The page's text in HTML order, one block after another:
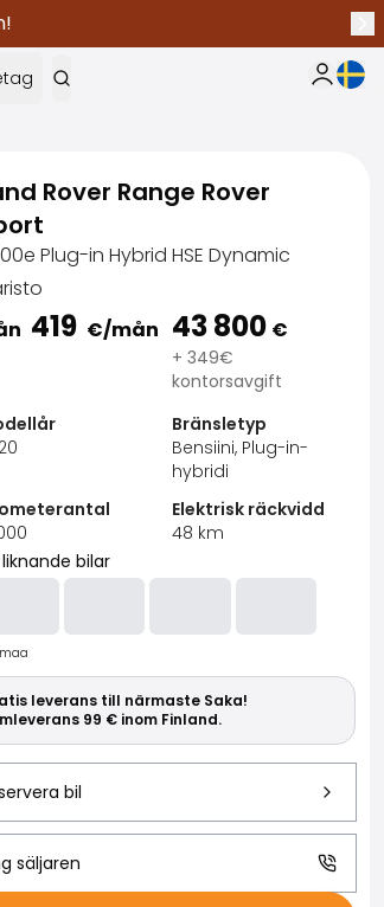
Min Saka
Rover Range Rover
Plug-in Hybrid HSE Dynamic
419 €/mån 43 800 €
+ 349€
kontorsavgift
Bränsletyp
Bensiini, Plug-in-
hybridi
Elektrisk räckvidd
48 km
liknande bilar
leverans till närmaste Saka!
99 € inom Finland.
bil
säljaren